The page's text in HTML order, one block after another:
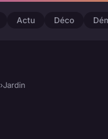
Actu Déco
›Jardin